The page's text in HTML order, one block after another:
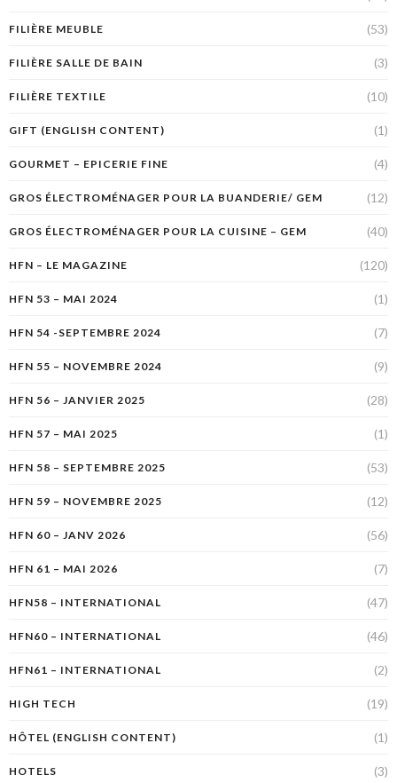
FILIÈRE MEUBLE (53)
FILIÈRE SALLE DE BAIN (3)
FILIÈRE TEXTILE (10)
GIFT (ENGLISH CONTENT) (1)
GOURMET – EPICERIE FINE (4)
GROS ÉLECTROMÉNAGER POUR LA BUANDERIE/ GEM (12)
GROS ÉLECTROMÉNAGER POUR LA CUISINE – GEM (40)
HFN – LE MAGAZINE (120)
HFN 53 – MAI 2024 (1)
HFN 54 -SEPTEMBRE 2024 (7)
HFN 55 – NOVEMBRE 2024 (9)
HFN 56 – JANVIER 2025 (28)
HFN 57 – MAI 2025 (1)
HFN 58 – SEPTEMBRE 2025 (53)
HFN 59 – NOVEMBRE 2025 (12)
HFN 60 – JANV 2026 (56)
HFN 61 – MAI 2026 (7)
HFN58 – INTERNATIONAL (47)
HFN60 – INTERNATIONAL (46)
HFN61 – INTERNATIONAL (2)
HIGH TECH (19)
HÔTEL (ENGLISH CONTENT) (1)
HOTELS (3)